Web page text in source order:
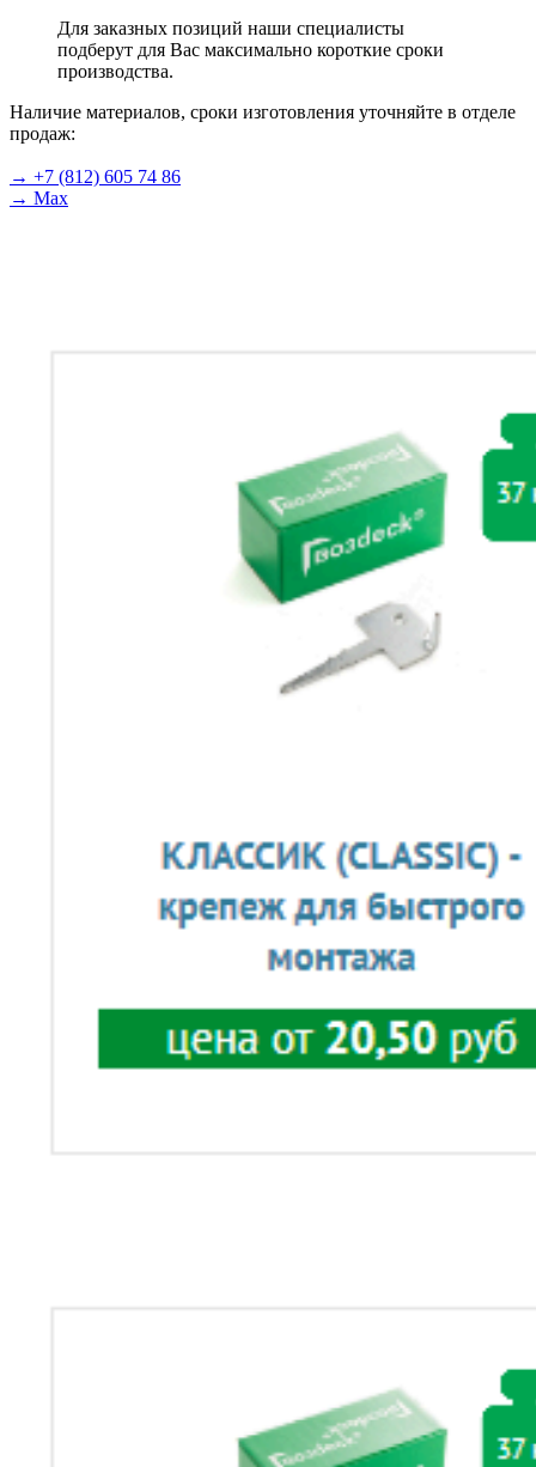
Для заказных позиций наши специалисты
подберут для Вас максимально короткие сроки
производства.
Наличие материалов, сроки изготовления уточняйте в отделе
продаж:
→ +7 (812) 605 74 86
→ Max